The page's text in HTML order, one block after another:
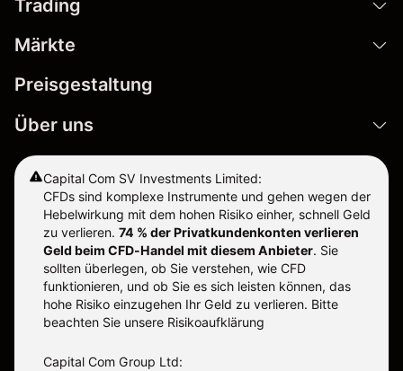
Trading
Märkte
Preisgestaltung
Über uns
Capital Com SV Investments Limited:
CFDs sind komplexe Instrumente und gehen wegen der
Hebelwirkung mit dem hohen Risiko einher, schnell Geld
zu verlieren. 74 % der Privatkundenkonten verlieren
Geld beim CFD-Handel mit diesem Anbieter. Sie
sollten überlegen, ob Sie verstehen, wie CFD
funktionieren, und ob Sie es sich leisten können, das
hohe Risiko einzugehen Ihr Geld zu verlieren. Bitte
beachten Sie unsere Risikoaufklärung
Capital Com Group Ltd: